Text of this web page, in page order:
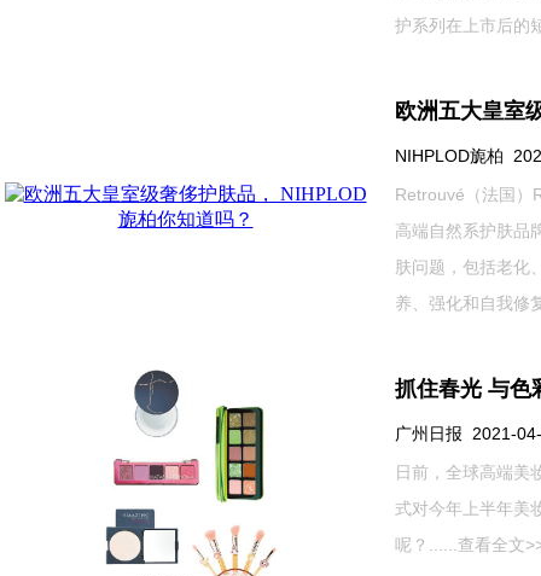
护系列在上市后的
欧洲五大皇室
NIHPLOD旎柏
Retrouvé（法国）
高端自然系护肤品
肤问题，包括老化
养、强化和自我修
抓住春光 与色
广州日报 2021-
日前，全球高端美
式对今年上半年美
呢？...... 查看全文